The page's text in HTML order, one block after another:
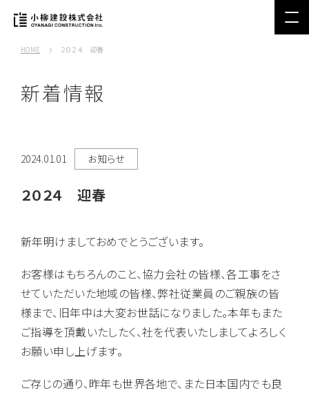
HOME ２０２４ 迎春
新着情報
2024.01.01 お知らせ
２０２４ 迎春
新年明けましておめでとうございます。
お客様はもちろんのこと、協力会社の皆様、各工事をさ
せていただいた地域の皆様、弊社従業員のご親族の皆
様まで、旧年中は大変お世話になりました。本年もまた
ご指導を頂戴いたしたく、社を代表いたしましてよろしく
お願い申し上げます。
ご存じの通り、昨年も世界各地で、また日本国内でも良